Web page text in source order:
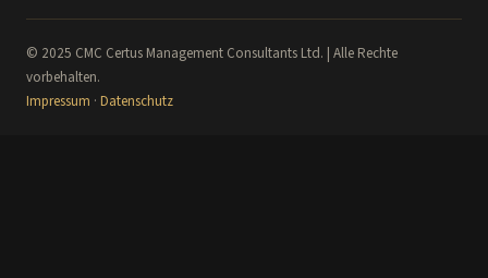
© 2025 CMC Certus Management Consultants Ltd. | Alle Rechte
vorbehalten.
Impressum · Datenschutz